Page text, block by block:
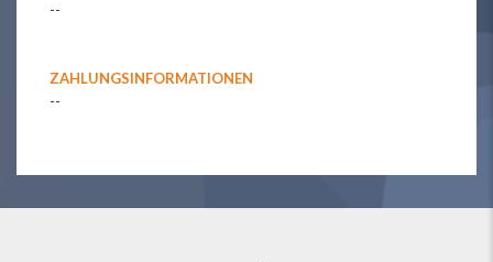
--
ZAHLUNGSINFORMATIONEN
--